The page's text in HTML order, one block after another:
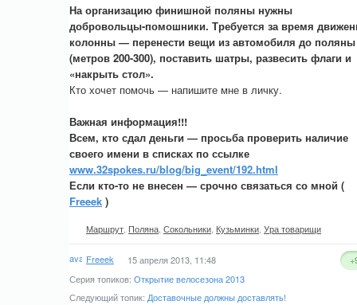
На организацию финишной поляны нужны
добровольцы-помошники. Требуется за время
колонны — перенести вещи из автомобиля до поляны
(метров 200-300), поставить шатры, развесить флаги и
«накрыть стол».
Кто хочет помочь — напишите мне в личку.
Важная информация!!!
Всем, кто сдал деньги — просьба проверить наличие
своего имени в списках по ссылке
www.32spokes.ru/blog/big_event/192.html
Если кто-то не внесен — срочно связаться со мной (
Freeek )
Маршрут Поляна Сокольники Кузьминки Ура товарищи
Freeek 15 апреля 2013, 11:48
Серия топиков: Открытие велосезона 2013
Следующий топик: Доставочные должны доставлять!